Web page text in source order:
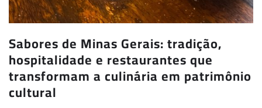
Sabores de Minas Gerais: tradição,
hospitalidade e restaurantes que
transformam a culinária em patrimônio
cultural